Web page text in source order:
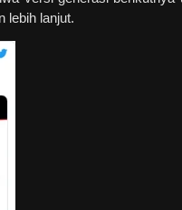
lebih lanjut.